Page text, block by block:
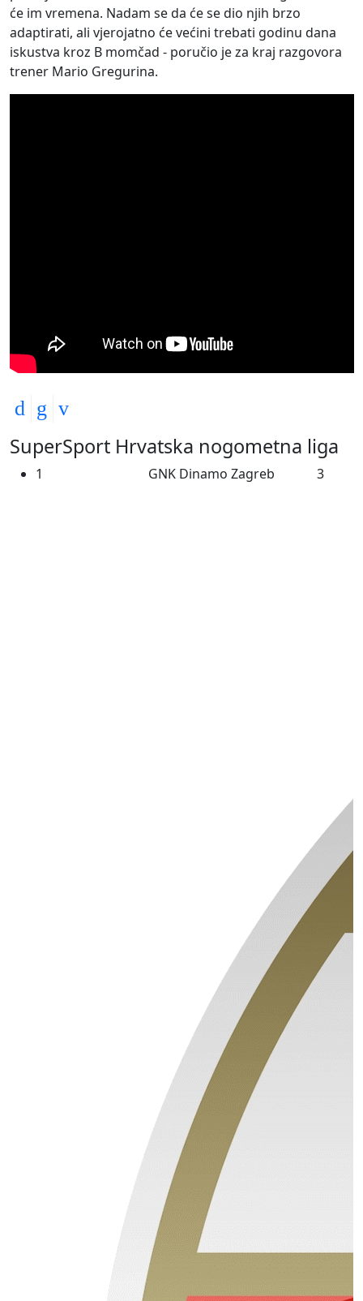
će im vremena. Nadam se da će se dio njih brzo
adaptirati, ali vjerojatno će većini trebati godinu dana
iskustva kroz B momčad - poručio je za kraj razgovora
trener Mario Gregurina.
SuperSport Hrvatska nogometna liga
1 GNK Dinamo Zagreb 3